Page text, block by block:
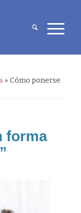
» Cómo ponerse
forma